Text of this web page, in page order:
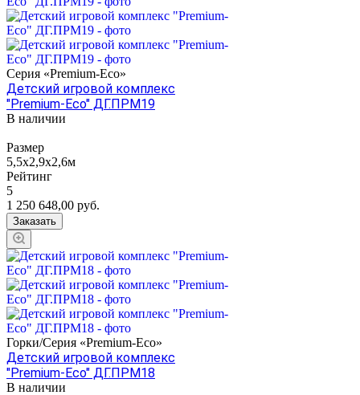
Серия «Premium-Eco»
Детский игровой комплекс
"Premium-Eco" ДГ.ПРМ19
В наличии
Размер
5,5х2,9х2,6м
Рейтинг
5
1 250 648,00 руб.
Заказать
Горки/Серия «Premium-Eco»
Детский игровой комплекс
"Premium-Eco" ДГ.ПРМ18
В наличии